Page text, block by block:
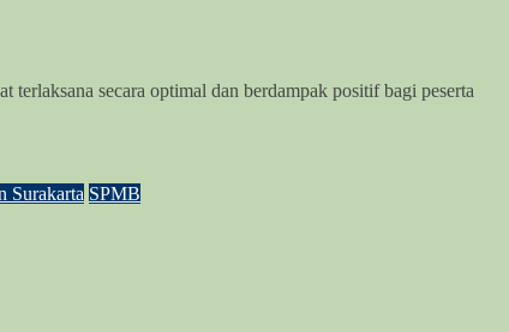
secara optimal dan berdampak positif bagi peserta
Surakarta SPMB